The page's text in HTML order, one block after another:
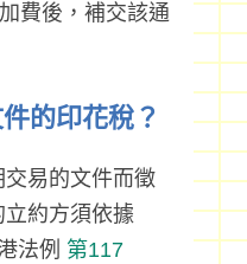
費後，補交該通
的印花稅？
易的文件而徵
約方須依據
法例 第117